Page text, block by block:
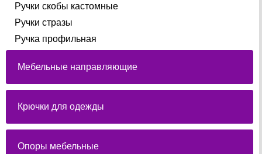
Ручки скобы кастомные
Ручки стразы
Ручка профильная
Мебельные направляющие
Крючки для одежды
Опоры мебельные